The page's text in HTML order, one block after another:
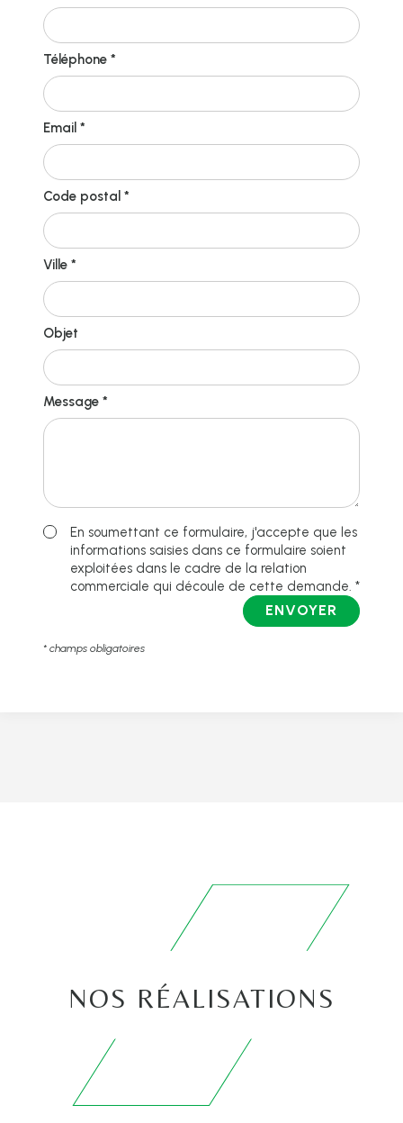
Téléphone *
Email *
Code postal *
Ville *
Objet
Message *
En soumettant ce formulaire, j'accepte que les
informations saisies dans ce formulaire soient
exploitées dans le cadre de la relation
commerciale qui découle de cette demande. *
ENVOYER
* champs obligatoires
NOS RÉALISATIONS